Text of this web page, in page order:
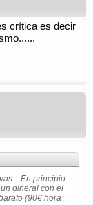
crítica es decir
En principio
dineral con el
(90€ hora